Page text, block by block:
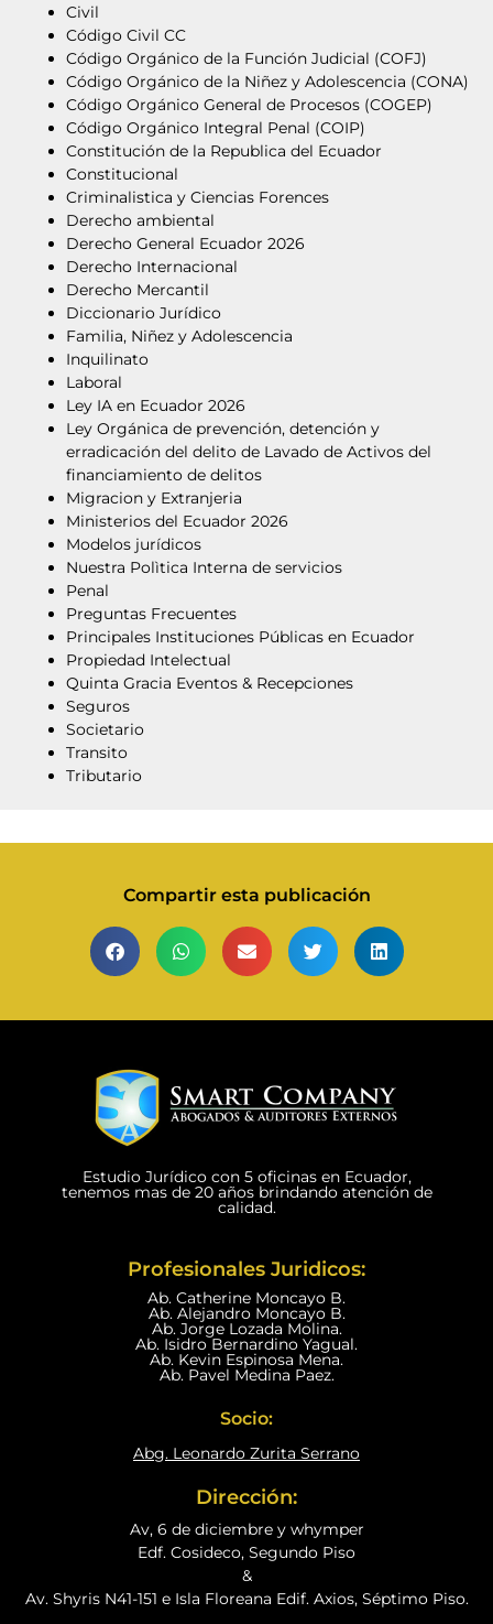
Civil
Código Civil CC
Código Orgánico de la Función Judicial (COFJ)
Código Orgánico de la Niñez y Adolescencia (CONA)
Código Orgánico General de Procesos (COGEP)
Código Orgánico Integral Penal (COIP)
Constitución de la Republica del Ecuador
Constitucional
Criminalistica y Ciencias Forences
Derecho ambiental
Derecho General Ecuador 2026
Derecho Internacional
Derecho Mercantil
Diccionario Jurídico
Familia, Niñez y Adolescencia
Inquilinato
Laboral
Ley IA en Ecuador 2026
Ley Orgánica de prevención, detención y
erradicación del delito de Lavado de Activos del
financiamiento de delitos
Migracion y Extranjeria
Ministerios del Ecuador 2026
Modelos jurídicos
Nuestra Polìtica Interna de servicios
Penal
Preguntas Frecuentes
Principales Instituciones Públicas en Ecuador
Propiedad Intelectual
Quinta Gracia Eventos & Recepciones
Seguros
Societario
Transito
Tributario
Compartir esta publicación
Estudio Jurídico con 5 oficinas en Ecuador,
tenemos mas de 20 años brindando atención de
calidad.
Profesionales Juridicos:
Ab. Catherine Moncayo B.
Ab. Alejandro Moncayo B.
Ab. Jorge Lozada Molina.
Ab. Isidro Bernardino Yagual.
Ab. Kevin Espinosa Mena.
Ab. Pavel Medina Paez.
Socio:
Abg. Leonardo Zurita Serrano
Dirección:
Av, 6 de diciembre y whymper
Edf. Cosideco, Segundo Piso
&
Av. Shyris N41-151 e Isla Floreana Edif. Axios, Séptimo Piso.